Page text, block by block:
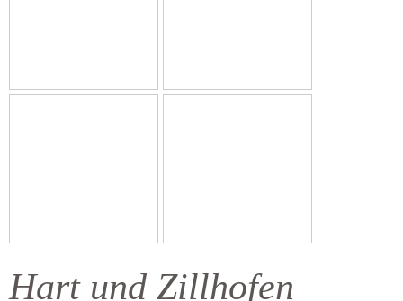
Hart und Zillhofen